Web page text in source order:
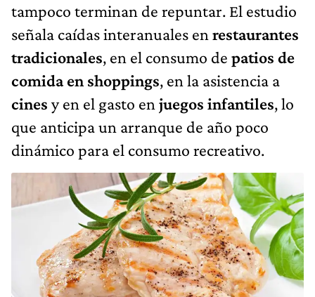
tampoco terminan de repuntar. El estudio
señala caídas interanuales en restaurantes
tradicionales, en el consumo de patios de
comida en shoppings, en la asistencia a
cines y en el gasto en juegos infantiles, lo
que anticipa un arranque de año poco
dinámico para el consumo recreativo.